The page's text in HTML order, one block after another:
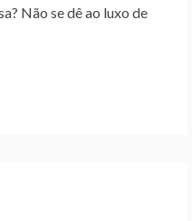
Não se dê ao luxo de